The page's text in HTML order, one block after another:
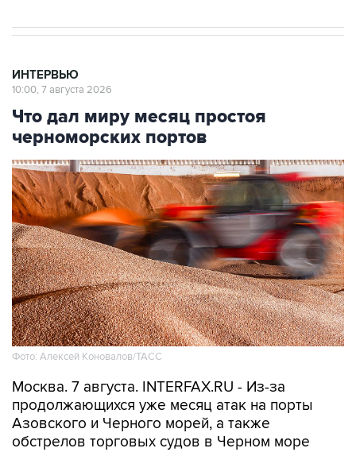
ИНТЕРВЬЮ
10:00, 7 августа 2026
Что дал миру месяц простоя
черноморских портов
Фото: Алексей Коновалов/ТАСС
Москва. 7 августа. INTERFAX.RU - Из-за
продолжающихся уже месяц атак на порты
Азовского и Черного морей, а также
обстрелов торговых судов в Черном море